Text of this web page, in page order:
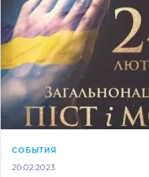
CОБЫТИЯ
20.02.2023